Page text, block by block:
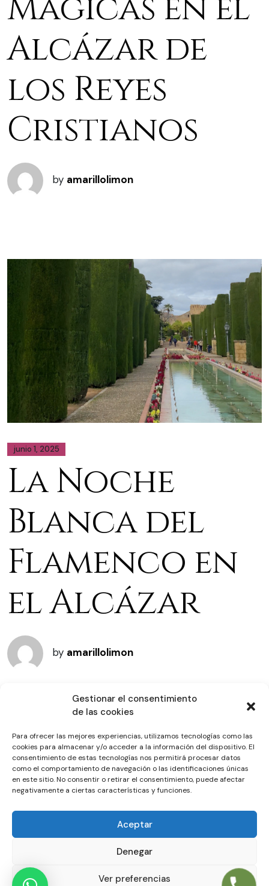
Gestionar el consentimiento
de las cookies
Para ofrecer las mejores experiencias, utilizamos tecnologías como las
cookies para almacenar y/o acceder a la información del dispositivo. El
consentimiento de estas tecnologías nos permitirá procesar datos
como el comportamiento de navegación o las identificaciones únicas
en este sitio. No consentir o retirar el consentimiento, puede afectar
negativamente a ciertas características y funciones.
Aceptar
Denegar
Ver preferencias
Mágicas en el
Alcázar de
los Reyes
Cristianos
by amarillolimon
junio 1, 2025
La Noche
Blanca del
Flamenco en
el Alcázar
by amarillolimon
Somos un grupo de guías historiadores enamorados de Córdoba. Hemos
preparadotoursamenos, divertidos y rigurosos, en los que disfrutaréis de
Política de Privacidad
no es el sitio web oficial del Alcázar de Córdoba, ni tiene